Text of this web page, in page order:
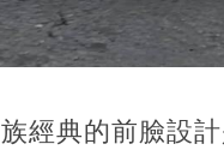
經典的前臉設